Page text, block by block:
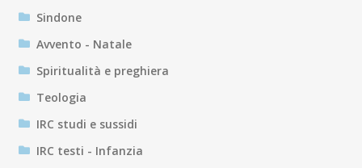
Sindone
Avvento - Natale
Spiritualità e preghiera
Teologia
IRC studi e sussidi
IRC testi - Infanzia